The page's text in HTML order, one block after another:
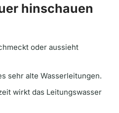
hinschauen
oder aussieht
sehr alte Wasserleitungen.
wirkt das Leitungswasser